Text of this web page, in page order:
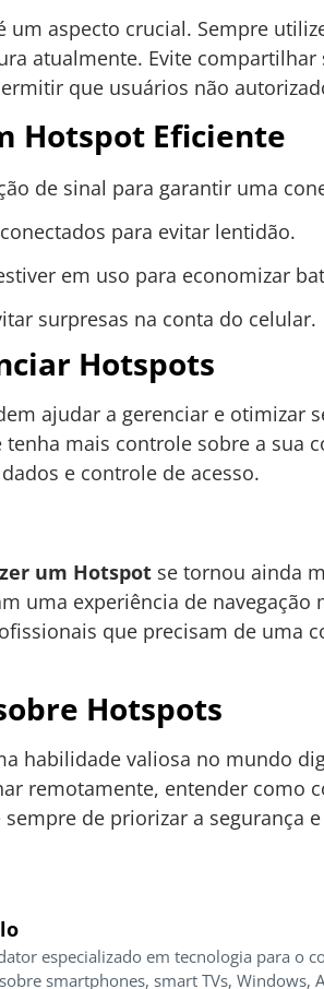
um aspecto crucial. Sempre
atualmente. Evite
que usuários não
Hotspot Eficiente
de sinal para garantir uma
para evitar lentidão.
em uso para economizar
surpresas na conta do celular.
Hotspots
ajudar a gerenciar e otimizar
mais controle sobre a sua
e controle de acesso.
um Hotspot se tornou ainda
uma experiência de
que precisam de uma
Hotspots
habilidade valiosa no mundo
remotamente, entender como
de priorizar a segurança
especializado em tecnologia para o
smartphones, smart TVs, Windows,